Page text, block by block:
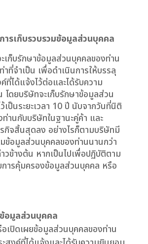
การเก็บรวบรวมข้อมูลส่วนบุคคล
รักษาข้อมูลส่วนบุคคลของท่าน
ท่าที่จำเป็น เพื่อดำเนินการให้บรรลุ
ที่ได้แจ้งไว้ต่อและได้รับความ
โดยบริษัทจะเก็บรักษาข้อมูลส่วน
เป็นระยะเวลา 10 ปี นับจากวันที่นิติ
านกับบริษัทในฐานะคู่ค้า และ
จสิ้นสุดลง อย่างไรก็ตามบริษัทมี
ข้อมูลส่วนบุคคลของท่านนานกว่า
าวข้างต้น หากเป็นไปเพื่อปฏิบัติตาม
ารคุ้มครองข้อมูลส่วนบุคคล หรือ
อมูลส่วนบุคคล
อเปิดเผยข้อมูลส่วนบุคคลของท่าน